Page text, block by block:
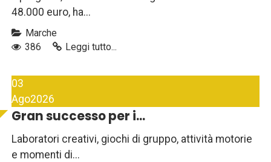
48.000 euro, ha...
Marche
386
Leggi tutto...
03
Ago2026
Gran successo per i...
Laboratori creativi, giochi di gruppo, attività motorie
e momenti di...